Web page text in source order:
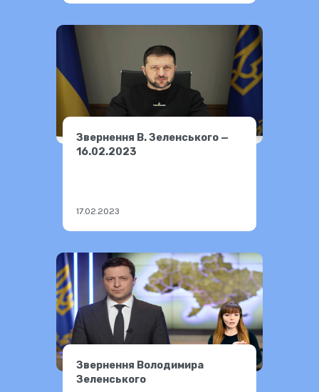
Звернення В. Зеленського —
16.02.2023
17.02.2023
Звернення Володимира
Зеленського